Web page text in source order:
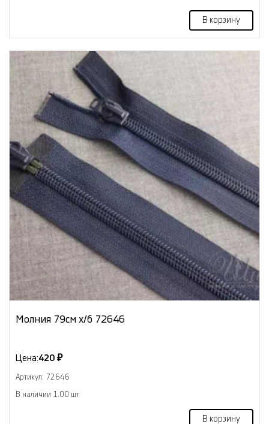
В корзину
Молния 79см х/б 72646
Цена:420 ₽
Артикул: 72646
В наличии 1.00 шт
В корзину